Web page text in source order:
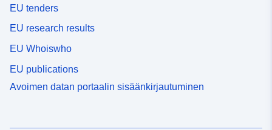
EU tenders
EU research results
EU Whoiswho
EU publications
Avoimen datan portaalin sisäänkirjautuminen